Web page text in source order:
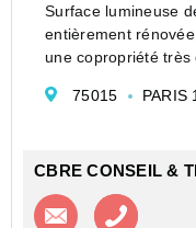
Surface lumineuse
entièrement
une copropriété très
8 et 12, tramway
75015 PARIS
CBRE CONSEIL &
Contacter